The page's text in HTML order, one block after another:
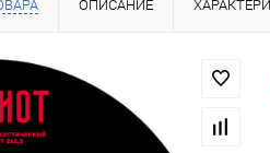
ОПИСАНИЕ